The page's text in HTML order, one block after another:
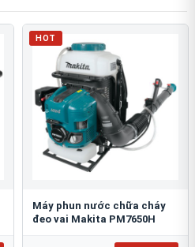
HOT
Máy phun nước chữa cháy
đeo vai Makita PM7650H